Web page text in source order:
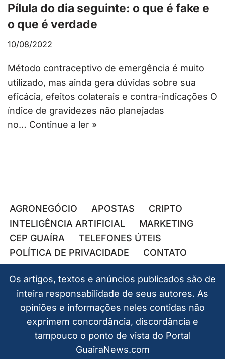
Pílula do dia seguinte: o que é fake e
o que é verdade
10/08/2022
Método contraceptivo de emergência é muito
utilizado, mas ainda gera dúvidas sobre sua
eficácia, efeitos colaterais e contra-indicações O
índice de gravidezes não planejadas
no… Continue a ler »
AGRONEGÓCIO APOSTAS
CRIPTO
INTELIGÊNCIA ARTIFICIAL
MARKETING
CEP GUAÍRA
TELEFONES ÚTEIS
POLÍTICA DE PRIVACIDADE
CONTATO
Os artigos, textos e anúncios publicados são de
inteira responsabilidade de seus autores. As
opiniões e informações neles contidas não
exprimem concordância, discordância e
tampouco o ponto de vista do Portal
GuairaNews.com